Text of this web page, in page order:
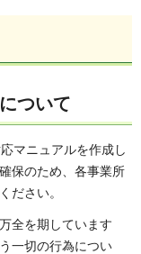
ついて
マニュアルを作成し
保のため、各事業所
ださい。
全を期しています
一切の行為につい